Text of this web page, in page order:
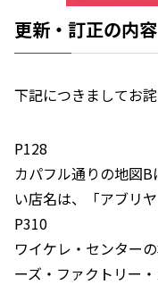
更新・訂正の内容
下記につきましてお
P128
カパフル通りの地図
い店名は、「アブリ
P310
ワイケレ・センター
ーズ・ファクトリー